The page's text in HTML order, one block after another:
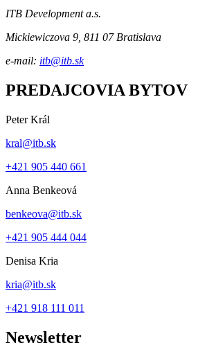
ITB Development a.s.
Mickiewiczova 9, 811 07 Bratislava
e-mail: itb@itb.sk
PREDAJCOVIA BYTOV
Peter Král
kral@itb.sk
+421 905 440 661
Anna Benkeová
benkeova@itb.sk
+421 905 444 044
Denisa Kria
kria@itb.sk
+421 918 111 011
Newsletter